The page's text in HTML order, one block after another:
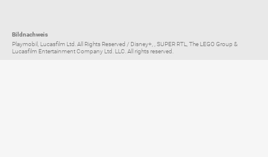
Bildnachweis
Playmobil, Lucasfilm Ltd. All Rights Reserved / Disney+, , SUPER RTL, The LEGO Group &
Lucasfilm Entertainment Company Ltd. LLC. All rights reserved.